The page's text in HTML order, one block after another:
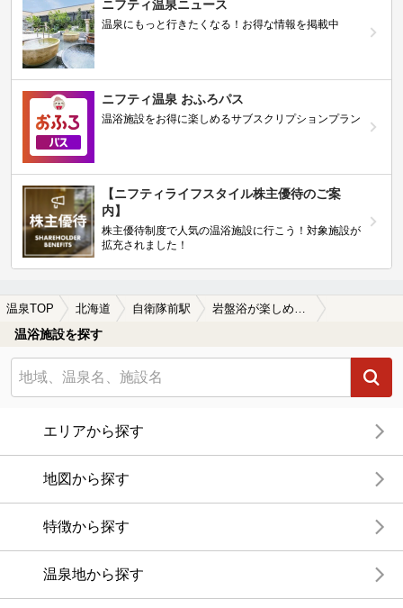
ニフティ温泉ニュース
温泉にもっと行きたくなる！お得な情報を掲載中
ニフティ温泉 おふろパス
温浴施設をお得に楽しめるサブスクリプションプラン
【ニフティライフスタイル株主優待のご案
内】
株主優待制度で人気の温浴施設に行こう！対象施設が
拡充されました！
温泉TOP 北海道 自衛隊前駅
温浴施設を探す
エリアから探す
地図から探す
特徴から探す
温泉地から探す